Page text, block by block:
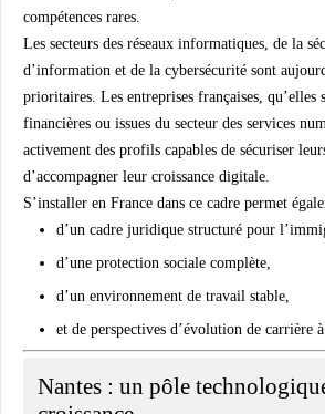
compétences rares.
Les secteurs des réseaux informatiques , de la
d’information et de la cybersécurité sont
prioritaires. Les entreprises françaises, qu’elles
financières ou issues du secteur des services
activement des profils capables de sécuriser
d’accompagner leur croissance digitale.
S’installer en France dans ce cadre permet
d’un cadre juridique structuré pour
d’une protection sociale complète,
d’un environnement de travail stable,
et de perspectives d’évolution de carrière
Nantes : un pôle